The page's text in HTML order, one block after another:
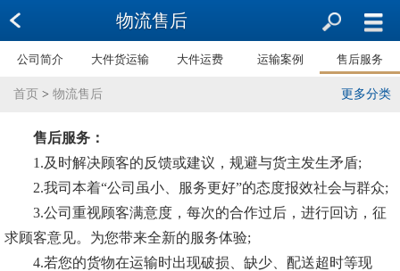
物流售后
公司简介 大件货运输 大件运费 运输案例 售后服务
更多分类
首页 > 物流售后
售后服务：
1.及时解决顾客的反馈或建议，规避与货主发生矛盾;
2.我司本着“公司虽小、服务更好”的态度报效社会与群众;
3.公司重视顾客满意度，每次的合作过后，进行回访，征
求顾客意见。为您带来全新的服务体验;
4.若您的货物在运输时出现破损、缺少、配送超时等现